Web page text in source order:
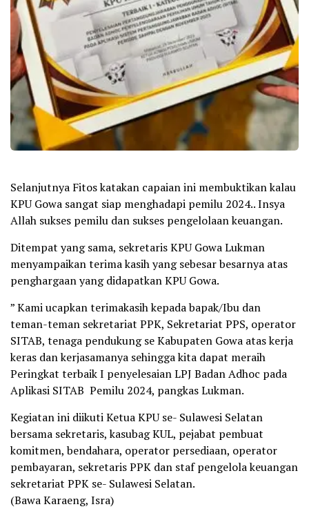
Selanjutnya Fitos katakan capaian ini membuktikan kalau
KPU Gowa sangat siap menghadapi pemilu 2024.. Insya
Allah sukses pemilu dan sukses pengelolaan keuangan.
Ditempat yang sama, sekretaris KPU Gowa Lukman
menyampaikan terima kasih yang sebesar besarnya atas
penghargaan yang didapatkan KPU Gowa.
” Kami ucapkan terimakasih kepada bapak/Ibu dan
teman-teman sekretariat PPK, Sekretariat PPS, operator
SITAB, tenaga pendukung se Kabupaten Gowa atas kerja
keras dan kerjasamanya sehingga kita dapat meraih
Peringkat terbaik I penyelesaian LPJ Badan Adhoc pada
Aplikasi SITAB Pemilu 2024, pangkas Lukman.
Kegiatan ini diikuti Ketua KPU se- Sulawesi Selatan
bersama sekretaris, kasubag KUL, pejabat pembuat
komitmen, bendahara, operator persediaan, operator
pembayaran, sekretaris PPK dan staf pengelola keuangan
sekretariat PPK se- Sulawesi Selatan.
(Bawa Karaeng, Isra)